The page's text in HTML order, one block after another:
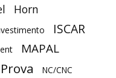
Horn
ISCAR
MAPAL
NC/CNC